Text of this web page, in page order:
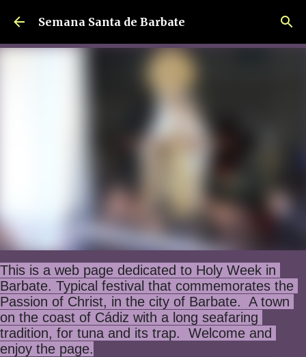
Ir al contenido principal
Semana Santa de Barbate
This is a web page dedicated to Holy Week in
Barbate. Typical festival that commemorates the
Passion of Christ, in the city of Barbate.  A town
on the coast of Cádiz with a long seafaring
tradition, for tuna and its trap.  Welcome and
enjoy the page.